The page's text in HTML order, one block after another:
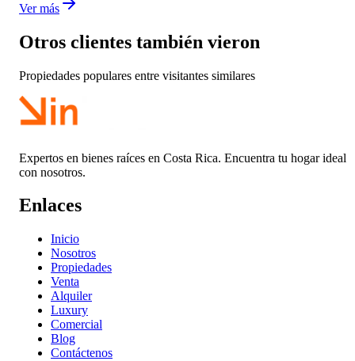
Ver más
Otros clientes también vieron
Propiedades populares entre visitantes similares
Expertos en bienes raíces en Costa Rica. Encuentra tu hogar ideal
con nosotros.
Enlaces
Inicio
Nosotros
Propiedades
Venta
Alquiler
Luxury
Comercial
Blog
Contáctenos